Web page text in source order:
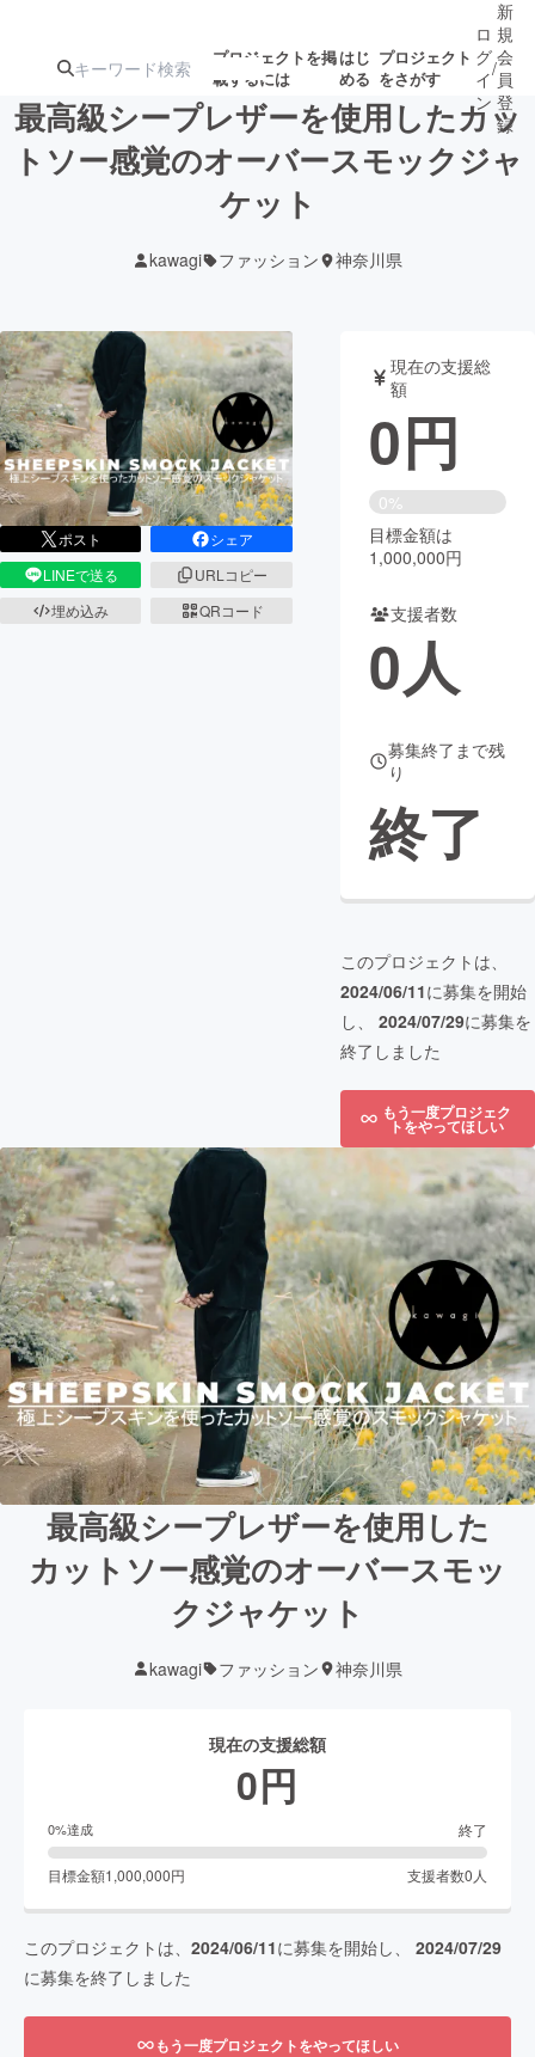
プロジェクトを掲
載するには
はじ
める
プロジェクト
をさがす
注目の新着プロ
募集終了が近いプ
テクノロジー・ガジェット
映像・映画 書籍・雑誌
ビジネス・起業 チャレンジ
まちづくり・地域活性化
CAMPFIRE Creation
コミュニティ
ロ
グ
イ
ン
/
新
規
会
員
登
録
最高級シープレザーを使用したカッ
トソー感覚のオーバースモックジャ
ケット
kawagi ファッション 神奈川県
ポスト
シェア
LINEで送る
URLコピー
埋め込み
QRコード
現在の支援総
額
0円
0%
目標金額は
1,000,000円
支援者数
0人
募集終了まで残
り
終了
このプロジェクトは、
2024/06/11に募集を開始
し、 2024/07/29に募集を
終了しました
もう一度プロジェク
トをやってほしい
最高級シープレザーを使用した
カットソー感覚のオーバースモッ
クジャケット
kawagi ファッション 神奈川県
現在の支援総額
0円
0%達成 終了
目標金額1,000,000円 支援者数0 人
このプロジェクトは、 2024/06/11に募集を開始し、 2024/07/29
に募集を終了しました
もう一度プロジェクトをやってほしい